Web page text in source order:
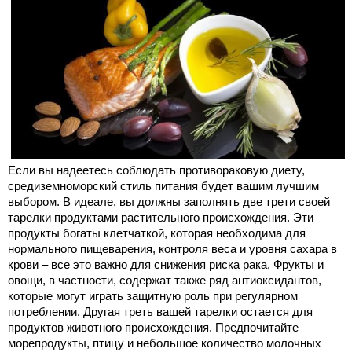
Если вы надеетесь соблюдать противораковую диету,
средиземноморский стиль питания будет вашим лучшим
выбором. В идеале, вы должны заполнять две трети своей
тарелки продуктами растительного происхождения. Эти
продукты богаты клетчаткой, которая необходима для
нормального пищеварения, контроля веса и уровня сахара в
крови – все это важно для снижения риска рака. Фрукты и
овощи, в частности, содержат также ряд антиоксидантов,
которые могут играть защитную роль при регулярном
потреблении. Другая треть вашей тарелки остается для
продуктов животного происхождения. Предпочитайте
морепродукты, птицу и небольшое количество молочных